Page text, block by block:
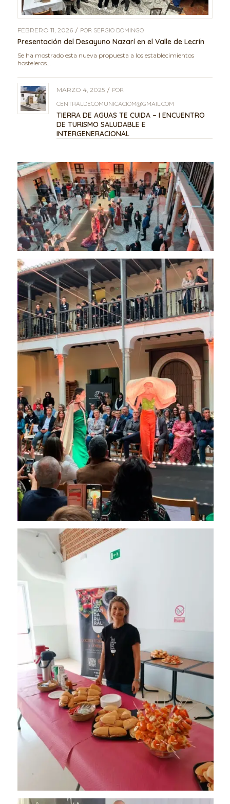
FEBRERO 11, 2026 / POR SERGIO DOMINGO
Presentación del Desayuno Nazarí en el Valle de Lecrín
Se ha mostrado esta nueva propuesta a los establecimientos
hosteleros…
MARZO 4, 2025 / POR
CENTRALDECOMUNICACIOM@GMAIL.COM
TIERRA DE AGUAS TE CUIDA – I ENCUENTRO
DE TURISMO SALUDABLE E
INTERGENERACIONAL